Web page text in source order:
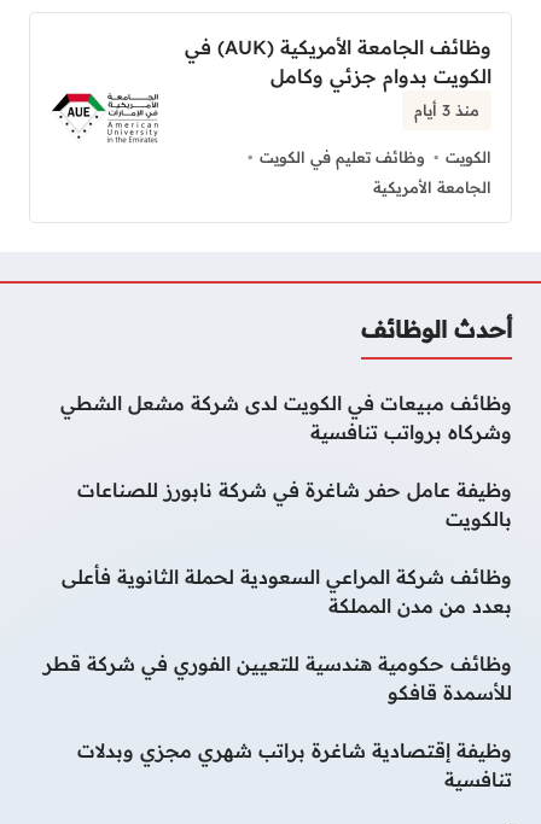
وظائف الجامعة الأمريكية (AUK) في
الكويت بدوام جزئي وكامل
منذ 3 أيام
الكويت
وظائف تعليم في الكويت
الجامعة الأمريكية
أحدث الوظائف
وظائف مبيعات في الكويت لدى شركة مشعل الشطي
وشركاه برواتب تنافسية
وظيفة عامل حفر شاغرة في شركة نابورز للصناعات
بالكويت
وظائف شركة المراعي السعودية لحملة الثانوية فأعلى
بعدد من مدن المملكة
وظائف حكومية هندسية للتعيين الفوري في شركة قطر
للأسمدة قافكو
وظيفة إقتصادية شاغرة براتب شهري مجزي وبدلات
تنافسية